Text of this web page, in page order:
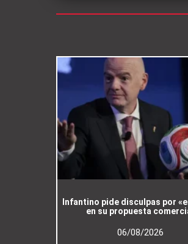
Infantino pide disculpas por
en su propuesta
06/08/2026